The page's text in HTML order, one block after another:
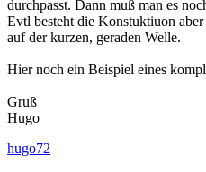
durchpasst. Dann muß man es
Evtl besteht die Konstuktiuon
auf der kurzen, geraden Welle.
Hier noch ein Beispiel eines
Gruß
Hugo
hugo72